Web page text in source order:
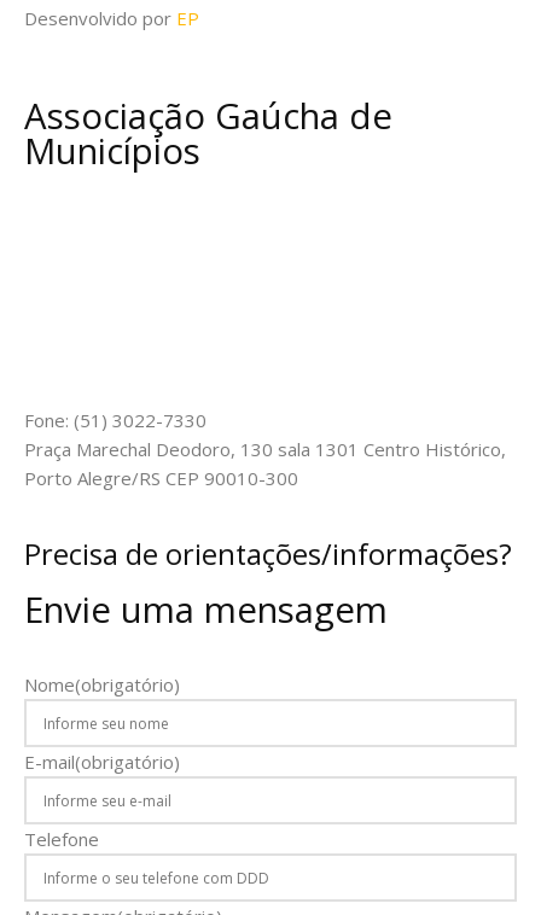
Desenvolvido por EP
Associação Gaúcha de
Municípios
Fone: (51) 3022-7330
Praça Marechal Deodoro, 130 sala 1301 Centro Histórico,
Porto Alegre/RS CEP 90010-300
Precisa de orientações/informações?
Envie uma mensagem
Nome(obrigatório)
E-mail(obrigatório)
Telefone